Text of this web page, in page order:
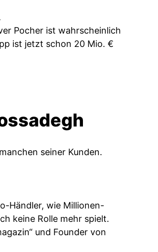
Pocher ist wahrscheinlich
ist jetzt schon 20 Mio. €
seiner Kunden.
Händler, wie Millionen-
keine Rolle mehr spielt.
und Founder von